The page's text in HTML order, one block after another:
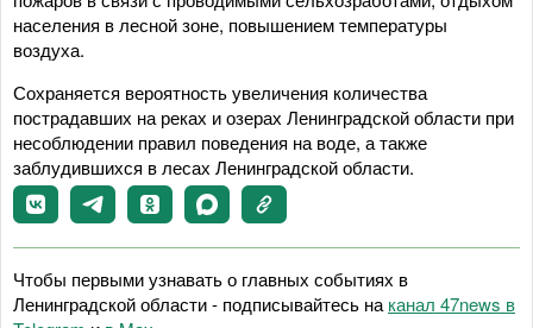
населения в лесной зоне, повышением температуры
воздуха.
Сохраняется вероятность увеличения количества
пострадавших на реках и озерах Ленинградской области при
несоблюдении правил поведения на воде, а также
заблудившихся в лесах Ленинградской области.
Чтобы первыми узнавать о главных событиях в
Ленинградской области - подписывайтесь на канал 47news в